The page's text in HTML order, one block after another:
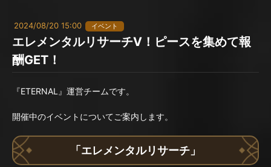
2024/08/20 15:00 イベント
エレメンタルリサーチV！ピースを集めて報
酬GET！
『ETERNAL』運営チームです。
開催中のイベントについてご案内します。
「エレメンタルリサーチ」